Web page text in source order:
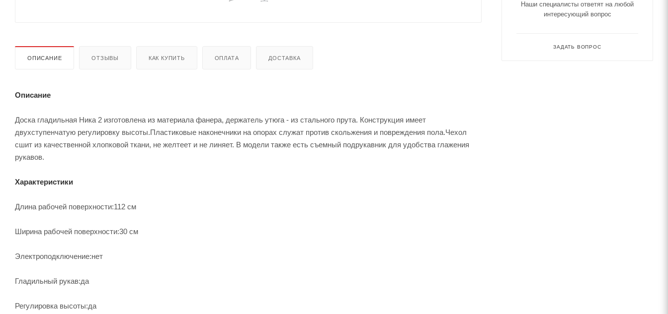
ОПИСАНИЕ ОТЗЫВЫ КАК КУПИТЬ ОПЛАТА ДОСТАВКА
Описание
Доска гладильная Ника 2 изготовлена из материала фанера, держатель утюга - из стального прута. Конструкция имеет
двухступенчатую регулировку высоты.Пластиковые наконечники на опорах служат против скольжения и повреждения пола.Чехол
сшит из качественной хлопковой ткани, не желтеет и не линяет. В модели также есть съемный подрукавник для удобства глажения
рукавов.
Характеристики
Длина рабочей поверхности:112 см
Ширина рабочей поверхности:30 см
Электроподключение:нет
Гладильный рукав:да
Регулировка высоты:да
Наши специалисты ответят на любой
интересующий вопрос
ЗАДАТЬ ВОПРОС